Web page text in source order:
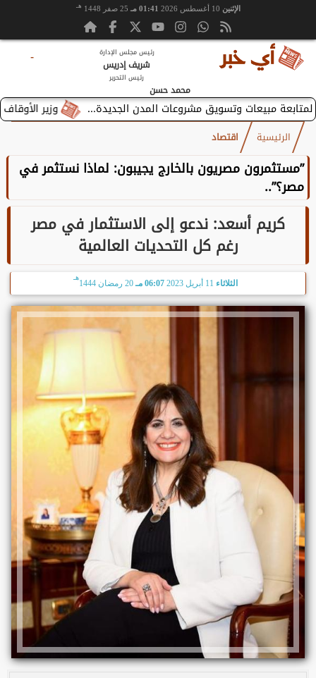
الإثنين 01:41 مـ 25 صفر 1448 هـ
رئيس مجلس الإدارة
شريف إدريس
رئيس التحرير
محمد حسن
-
وزير الأوقاف
الرئيسية اقتصاد
”مستثمرون مصريون بالخارج يجيبون: لماذا نستثمر في
مصر؟”..
كريم أسعد: ندعو إلى الاستثمار في مصر
رغم كل التحديات العالمية
الثلاثاء 06:07 مـ 20 رمضان 1444
هـ